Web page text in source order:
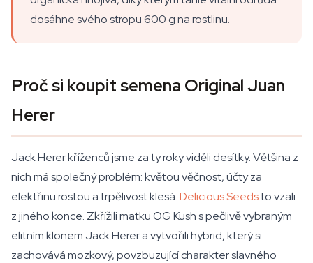
dosáhne svého stropu 600 g na rostlinu.
Proč si koupit semena Original Juan
Herer
Jack Herer kříženců jsme za ty roky viděli desítky. Většina z
nich má společný problém: květou věčnost, účty za
elektřinu rostou a trpělivost klesá.Delicious Seedsto vzali
z jiného konce. Zkřížili matku OG Kush s pečlivě vybraným
elitním klonem Jack Herer a vytvořili hybrid, který si
zachovává mozkový, povzbuzující charakter slavného